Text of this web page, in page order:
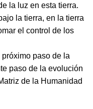
la luz en esta tierra.
la tierra, en la tierra
el control de los
paso de la
paso de la evolución
de la Humanidad